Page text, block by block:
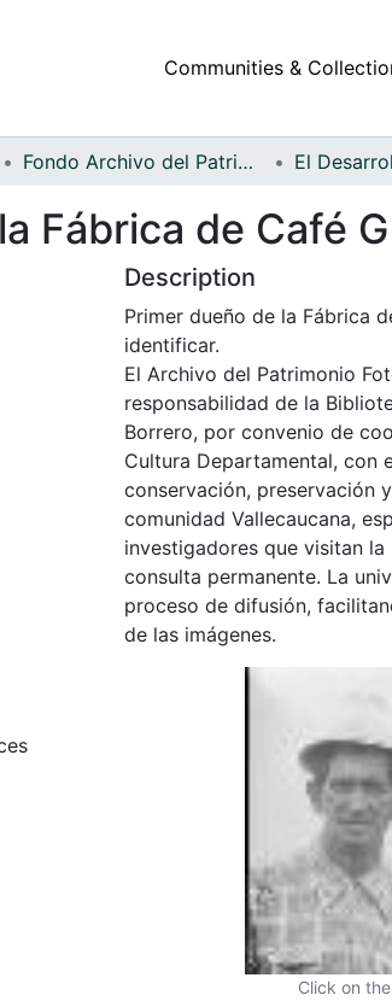
Communities &
Fondo Archivo del Patrimonio Fotográfico y Fílmico del Valle del Cauca El
Fábrica de Café
Description
Primer dueño de la Fábrica
identificar.
El Archivo del Patrimonio
responsabilidad de la
Borrero, por convenio de
Cultura Departamental, con
conservación, preservación
comunidad Vallecaucana,
investigadores que visitan
consulta permanente. La
proceso de difusión,
de las imágenes.
Click on